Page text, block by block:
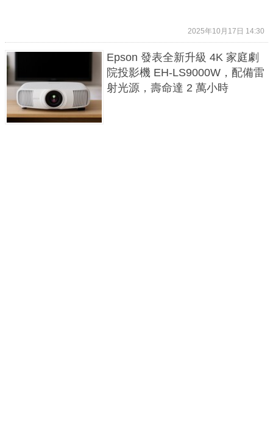
2025年10月17日 14:30
Epson 發表全新升級 4K 家庭劇
院投影機 EH-LS9000W，配備雷
射光源，壽命達 2 萬小時